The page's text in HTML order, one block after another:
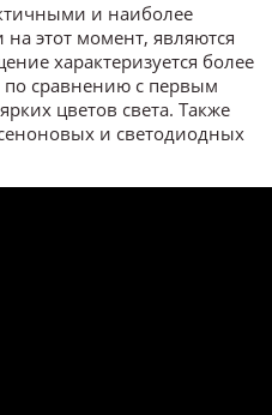
и наиболее
этот момент, являются
характеризуется более
сравнению с первым
цветов света. Также
и светодиодных